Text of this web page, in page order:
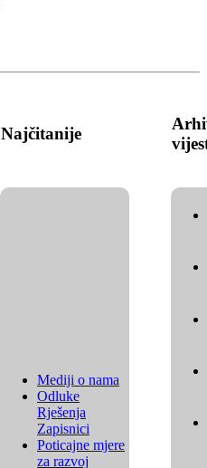
Najčitanije
Mediji o nama
Odluke
Rješenja
Zapisnici
Poticajne mjere
za razvoj